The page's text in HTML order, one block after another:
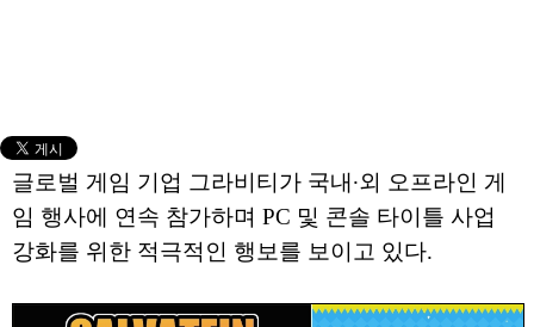
글로벌 게임 기업 그라비티가 국내∙외 오프라인 게
임 행사에 연속 참가하며 PC 및 콘솔 타이틀 사업
강화를 위한 적극적인 행보를 보이고 있다.